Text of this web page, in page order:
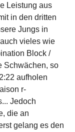
Leistung aus
in den dritten
Jungs in
vieles wie
Block /
Schwächen, so
aufholen
r-
Jedoch
die an
gelang es den